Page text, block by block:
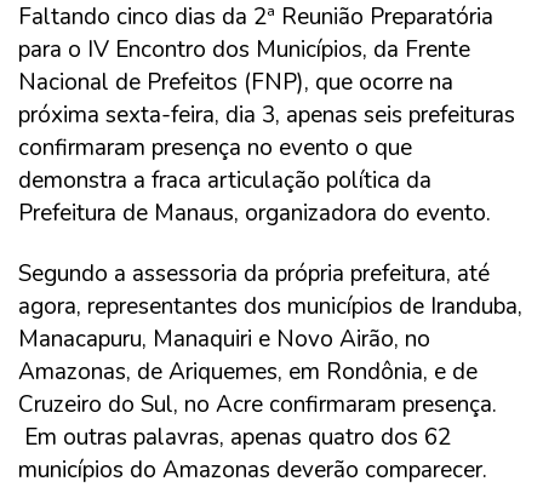
Faltando cinco dias da 2ª Reunião Preparatória
para o IV Encontro dos Municípios, da Frente
Nacional de Prefeitos (FNP), que ocorre na
próxima sexta-feira, dia 3, apenas seis prefeituras
confirmaram presença no evento o que
demonstra a fraca articulação política da
Prefeitura de Manaus, organizadora do evento.
Segundo a assessoria da própria prefeitura, até
agora, representantes dos municípios de Iranduba,
Manacapuru, Manaquiri e Novo Airão, no
Amazonas, de Ariquemes, em Rondônia, e de
Cruzeiro do Sul, no Acre confirmaram presença.
Em outras palavras, apenas quatro dos 62
municípios do Amazonas deverão comparecer.